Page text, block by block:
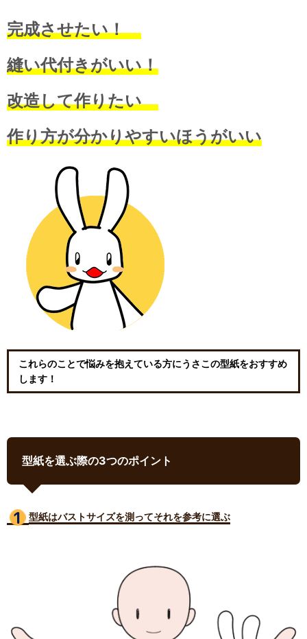
完成させたい！
縫い代付きがいい！
改造して作りたい
作り方が分かりやすいほうがいい
これらのことで悩みを抱えている方にうさこの型紙をおすすめ
します！
型紙を選ぶ際の3つのポイント
型紙はバストサイズを測ってそれを参考に選ぶ